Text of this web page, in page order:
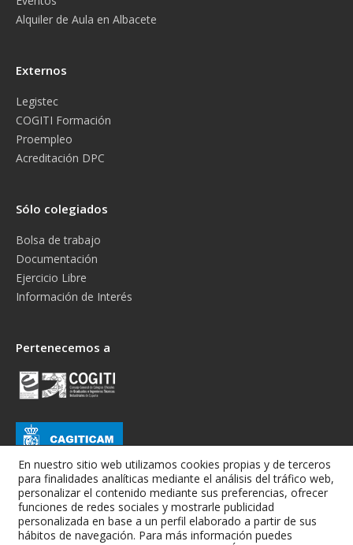
Alquiler de Aula en Albacete
Externos
Legistec
COGITI Formación
Proempleo
Acreditación DPC
Sólo colegiados
Bolsa de trabajo
Documentación
Ejercicio Libre
Información de Interés
Pertenecemos a
En nuestro sitio web utilizamos cookies propias y de terceros
para finalidades analíticas mediante el análisis del tráfico web,
personalizar el contenido mediante sus preferencias, ofrecer
funciones de redes sociales y mostrarle publicidad
personalizada en base a un perfil elaborado a partir de sus
hábitos de navegación. Para más información puedes